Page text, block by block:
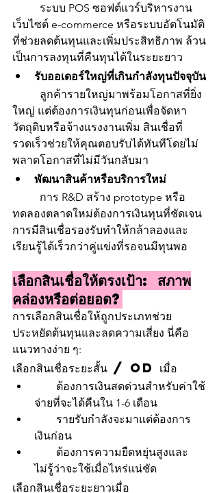
เว็บไซต์ e-commerce หรือระบบอัตโนมัติ
ที่ช่วยลดต้นทุนและเพิ่มประสิทธิภาพ ล้วน
เป็นการลงทุนที่คืนทุนได้ในระยะยาว
รับออเดอร์ใหญ่ที่เกินกำลังทุนปัจจุบัน
ใหญ่ แต่ต้องการเงินทุนก่อนเพื่อจัดหา
วัตถุดิบหรือจ้างแรงงานเพิ่ม สินเชื่อที่
รวดเร็วช่วยให้คุณตอบรับได้ทันทีโดยไม่
พลาดโอกาสที่ไม่มีวันกลับมา
พัฒนาสินค้าหรือบริการใหม่
ทดลองตลาดใหม่ต้องการเงินทุนที่ชัดเจน
การมีสินเชื่อรองรับทำให้กล้าลองและ
เรียนรู้ได้เร็วกว่าคู่แข่งที่รอจนมีทุนพอ
เลือกสินเชื่อให้ตรงเป้า: สภาพ
คล่องหรือต่อยอด?
การเลือกสินเชื่อให้ถูกประเภทช่วย
ประหยัดต้นทุนและลดความเสี่ยง นี่คือ
แนวทางง่าย ๆ:
เลือกสินเชื่อระยะสั้น / OD เมื่อ
ต้องการเงินสดด่วนสำหรับค่าใช้
จ่ายที่จะได้คืนใน 1-6 เดือน
รายรับกำลังจะมาแต่ต้องการ
เงินก่อน
ต้องการความยืดหยุ่นสูงและ
ไม่รู้ว่าจะใช้เมื่อไหร่แน่ชัด
เลือกสินเชื่อระยะยาวเมื่อ